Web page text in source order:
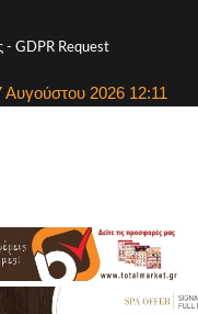
- GDPR Request
2026 12:11